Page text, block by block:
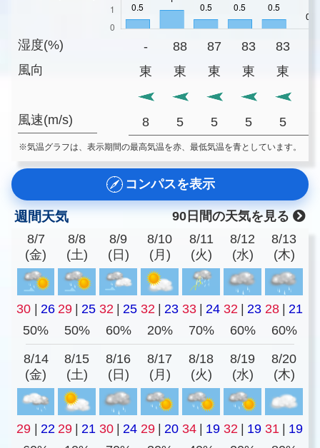
湿度(%)
風向
風速(m/s)
- 88 87 83 83
東
東 東 東 東
8 5 5 5 5
※気温グラフは、表示期間の最高気温を赤、最低気温を青としています。
コンパスを表示
週間天気
90日間の天気を見る
8/7
(金)
8/8
(土)
8/9
(日)
8/10
(月)
8/11
(火)
8/12
(水)
8/13
(木)
30 | 26 29 | 25 32 | 25 32 | 23 33 | 24 32 | 23 28 | 21
50%
50% 60% 20% 70% 60% 60%
8/14
(金)
8/15
(土)
8/16
(日)
8/17
(月)
8/18
(火)
8/19
(水)
8/20
(木)
29 | 22 29 | 21 30 | 24 29 | 20 34 | 19 32 | 19 31 | 19